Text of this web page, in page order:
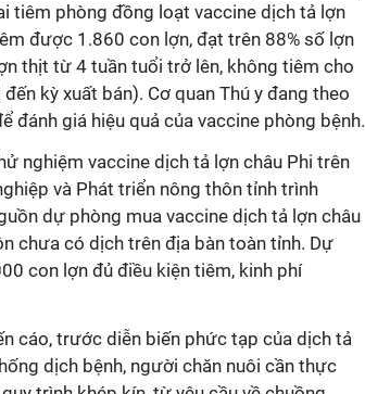
tiêm phòng đồng loạt vaccine dịch tả lợn
được 1.860 con lợn, đạt trên 88% số lợn
thịt từ 4 tuần tuổi trở lên, không tiêm cho
kỳ xuất bán). Cơ quan Thú y đang theo
đánh giá hiệu quả của vaccine phòng bệnh.
nghiệm vaccine dịch tả lợn châu Phi trên
và Phát triển nông thôn tỉnh trình
dự phòng mua vaccine dịch tả lợn châu
chưa có dịch trên địa bàn toàn tỉnh. Dự
con lợn đủ điều kiện tiêm, kinh phí
cáo, trước diễn biến phức tạp của dịch tả
dịch bệnh, người chăn nuôi cần thực